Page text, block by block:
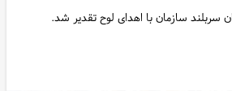
سربلند سازمان با اهدای لوح تقدیر شد.